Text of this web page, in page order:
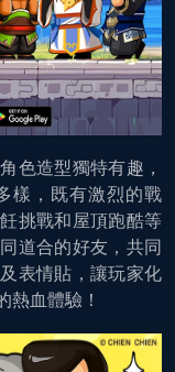
色造型獨特有趣，
樣，既有激烈的戰
挑戰和屋頂跑酷等
道合的好友，共同
表情貼，讓玩家化
熱血體驗！